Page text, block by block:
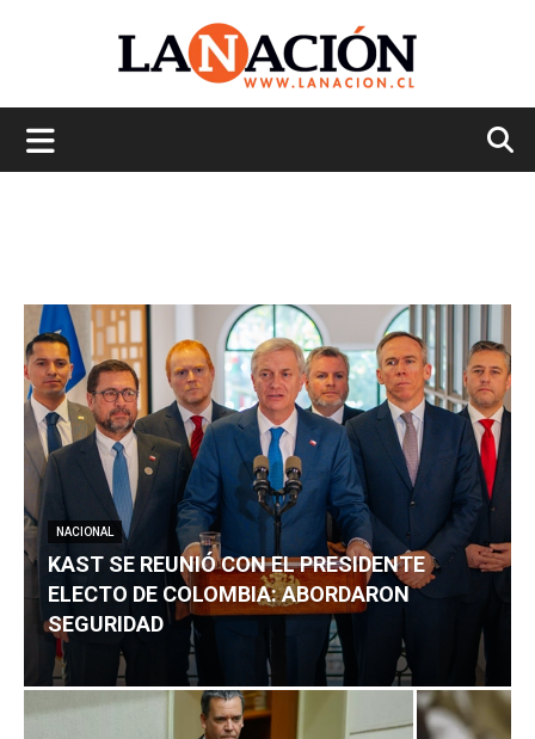
NACIONAL
KAST SE REUNIÓ CON EL PRESIDENTE
ELECTO DE COLOMBIA: ABORDARON
SEGURIDAD